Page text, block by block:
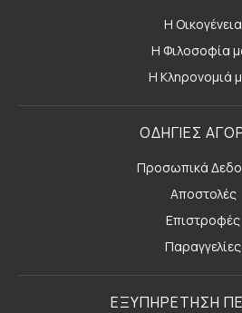
Η Οικογένεια
Η Φιλοσοφία
Η Κληρονομιά
ΟΔΗΓΙΕΣ
Προσωπικά
Αποστολές
Επιστροφές
Παραγγελίες
ΕΞΥΠΗΡΕΤΗΣΗ